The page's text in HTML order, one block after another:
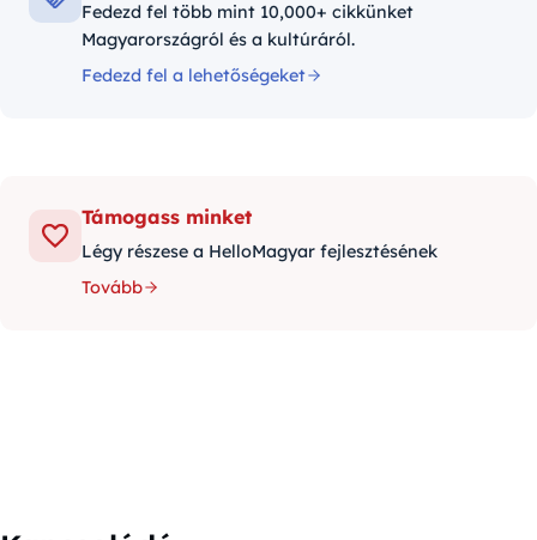
Fedezd fel több mint 10,000+ cikkünket
Magyarországról és a kultúráról.
Fedezd fel a lehetőségeket
Támogass minket
Légy részese a HelloMagyar fejlesztésének
Tovább